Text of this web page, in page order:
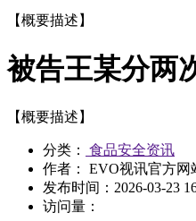
【概要描述】
被告王某分两
【概要描述】
分类：
食品安全资讯
作者： EVO视讯官方网
发布时间： 2026-03-23
访问量：